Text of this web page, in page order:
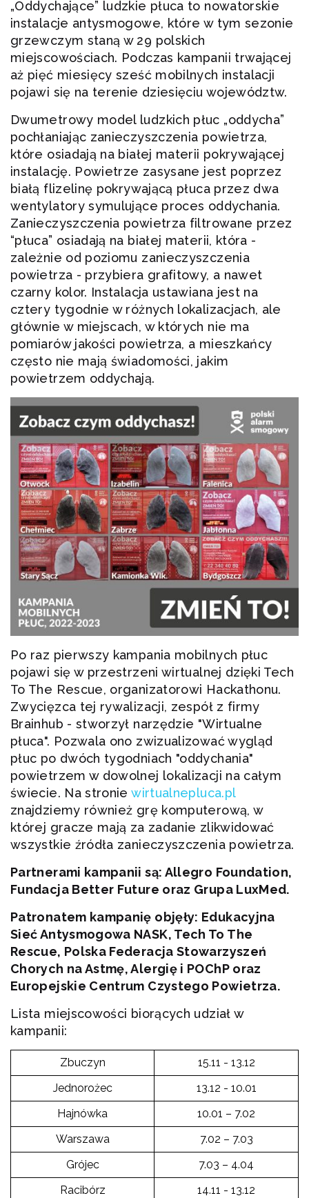
„Oddychające” ludzkie płuca to nowatorskie
instalacje antysmogowe, które w tym sezonie
grzewczym staną w 29 polskich
miejscowościach. Podczas kampanii trwającej
aż pięć miesięcy sześć mobilnych instalacji
pojawi się na terenie dziesięciu województw.
Dwumetrowy model ludzkich płuc „oddycha”
pochłaniając zanieczyszczenia powietrza,
które osiadają na białej materii pokrywającej
instalację. Powietrze zasysane jest poprzez
białą flizelinę pokrywającą płuca przez dwa
wentylatory symulujące proces oddychania.
Zanieczyszczenia powietrza filtrowane przez
“płuca” osiadają na białej materii, która -
zależnie od poziomu zanieczyszczenia
powietrza - przybiera grafitowy, a nawet
czarny kolor. Instalacja ustawiana jest na
cztery tygodnie w różnych lokalizacjach, ale
głównie w miejscach, w których nie ma
pomiarów jakości powietrza, a mieszkańcy
często nie mają świadomości, jakim
powietrzem oddychają.
Po raz pierwszy kampania mobilnych płuc
pojawi się w przestrzeni wirtualnej dzięki Tech
To The Rescue, organizatorowi Hackathonu.
Zwycięzca tej rywalizacji, zespół z firmy
Brainhub - stworzył narzędzie "Wirtualne
płuca". Pozwala ono zwizualizować wygląd
płuc po dwóch tygodniach "oddychania"
powietrzem w dowolnej lokalizacji na całym
świecie. Na stroniewirtualnepluca.pl
znajdziemy również grę komputerową, w
której gracze mają za zadanie zlikwidować
wszystkie źródła zanieczyszczenia powietrza.
Partnerami kampanii są: Allegro Foundation,
Fundacja Better Future oraz Grupa LuxMed.
Patronatem kampanię objęły: Edukacyjna
Sieć Antysmogowa NASK, Tech To The
Rescue, Polska Federacja Stowarzyszeń
Chorych na Astmę, Alergię i POChP oraz
Europejskie Centrum Czystego Powietrza.
Lista miejscowości biorących udział w
kampanii:
Zbuczyn
15.11 - 13.12
Jednorożec
13.12 - 10.01
Hajnówka
10.01 – 7.02
Warszawa
7.02 – 7.03
Grójec
7.03 – 4.04
Racibórz
14.11 - 13.12